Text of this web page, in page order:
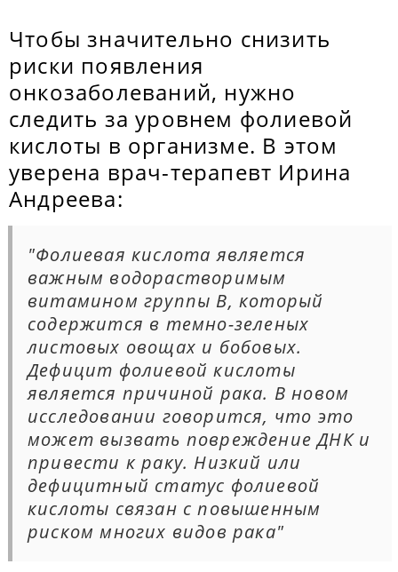
Чтобы значительно снизить
риски появления
онкозаболеваний, нужно
следить за уровнем фолиевой
кислоты в организме. В этом
уверена врач-терапевт Ирина
Андреева:
"Фолиевая кислота является
важным водорастворимым
витамином группы В, который
содержится в темно-зеленых
листовых овощах и бобовых.
Дефицит фолиевой кислоты
является причиной рака. В новом
исследовании говорится, что это
может вызвать повреждение ДНК и
привести к раку. Низкий или
дефицитный статус фолиевой
кислоты связан с повышенным
риском многих видов рака"